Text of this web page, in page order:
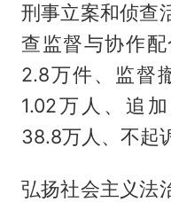
刑事立案和侦查
查监督与协作
2.8万件、监督
1.02万人、追
38.8万人、不起
弘扬社会主义法